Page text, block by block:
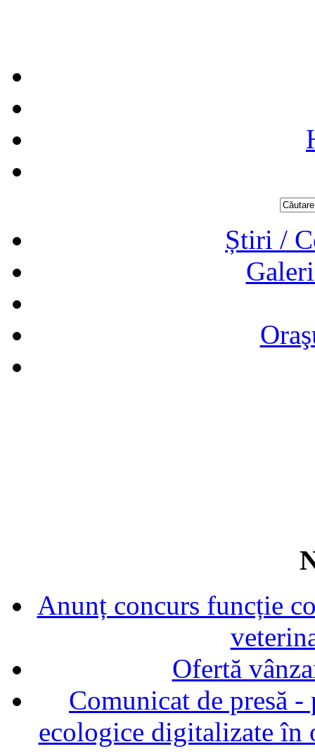
Știri /
Anunț concurs funcție
Ofertă
Comunicat de presă
ecologice digitalizate în